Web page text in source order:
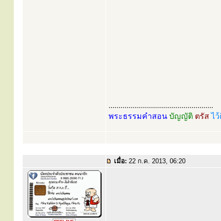
.....................................................
พระธรรมคำสอน บัญญัติ ตรัสไ
เมื่อ: 22 ก.ค. 2013, 06:20